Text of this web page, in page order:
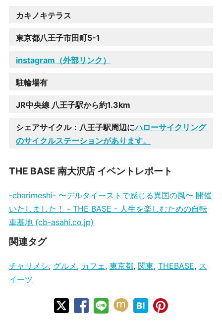
カキノキテラス
東京都八王子市田町5-1
instagram（外部リンク）
駐輪場有
JR中央線 八王子駅から約1.3km
シェアサイクル：八王子駅周辺にハローサイクリング
のサイクルステーションがあります。
THE BASE 南大沢店 イベントレポート
-charimeshi- 〜デルタイーストで感じる異国の風〜 開催
いたしました！ - THE BASE - 人生を楽しむための自転
車基地 (cb-asahi.co.jp)
関連タグ
チャリメシ, グルメ , カフェ, 東京都, 関東, THEBASE, ス
イーツ